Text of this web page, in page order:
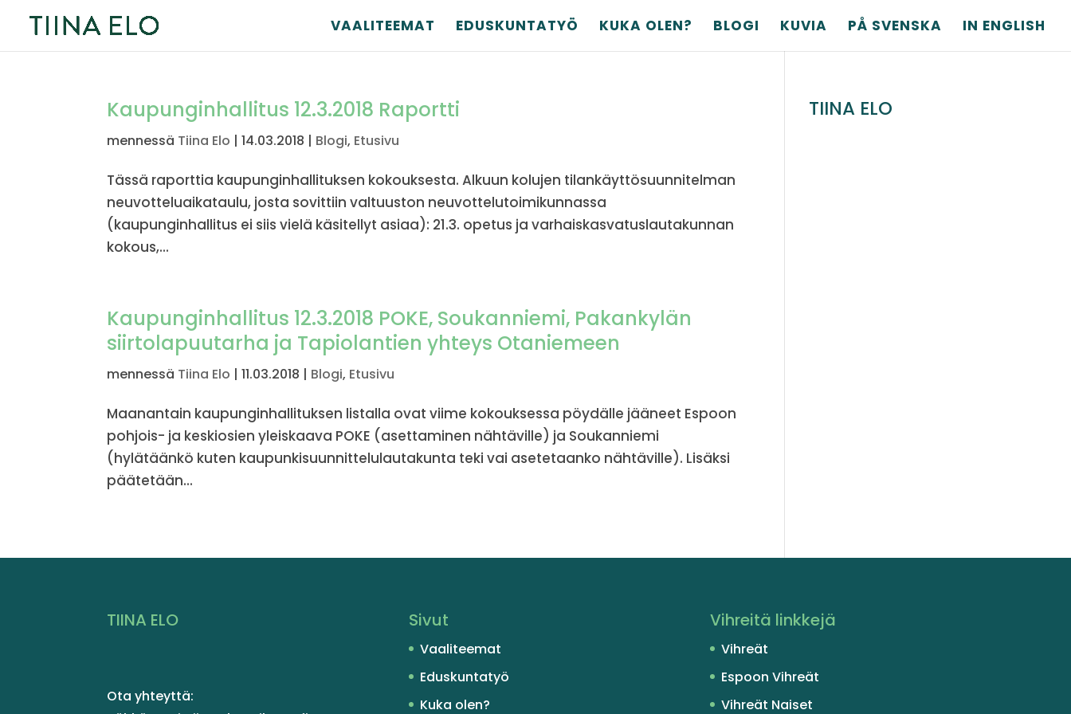
VAALITEEMAT EDUSKUNTATYÖ KUKA OLEN? BLOGI KUVIA PÅ SVENSKA IN ENGLISH
Kaupunginhallitus 12.3.2018 Raportti
mennessä Tiina Elo |14.03.2018 | Blogi, Etusivu
Tässä raporttia kaupunginhallituksen kokouksesta. Alkuun kolujen tilankäyttösuunnitelman
neuvotteluaikataulu, josta sovittiin valtuuston neuvottelutoimikunnassa
(kaupunginhallitus ei siis vielä käsitellyt asiaa): 21.3. opetus ja varhaiskasvatuslautakunnan
kokous,...
Kaupunginhallitus 12.3.2018 POKE, Soukanniemi, Pakankylän
siirtolapuutarha ja Tapiolantien yhteys Otaniemeen
mennessä Tiina Elo |11.03.2018 | Blogi, Etusivu
Maanantain kaupunginhallituksen listalla ovat viime kokouksessa pöydälle jääneet Espoon
pohjois- ja keskiosien yleiskaava POKE (asettaminen nähtäville) ja Soukanniemi
(hylätäänkö kuten kaupunkisuunnittelulautakunta teki vai asetetaanko nähtäville). Lisäksi
päätetään...
TIINA ELO
TIINA ELO
Ota yhteyttä:
Sivut
Vaaliteemat
Eduskuntatyö
Kuka olen?
Vihreitä linkkejä
Vihreät
Espoon Vihreät
Vihreät Naiset